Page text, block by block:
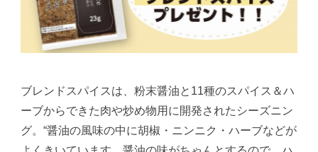
ブレンドスパイスは、粉末醤油と11種のスパイス＆ハ
ーブからできた肉や炒め物用に開発されたシーズニン
グ。“醤油の風味の中に胡椒・ニンニク・ハーブなどが